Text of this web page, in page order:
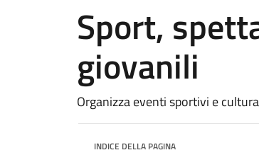
Sport,
giovanili
Organizza eventi sportivi e
INDICE DELLA PAGINA